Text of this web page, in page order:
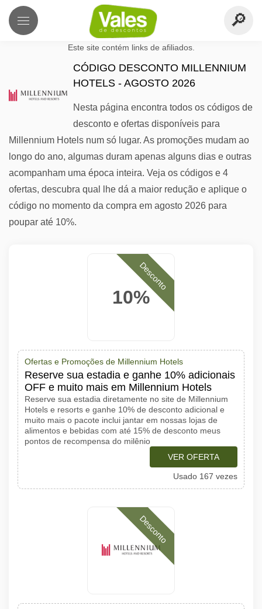
Este site contém links de afiliados.
CÓDIGO DESCONTO MILLENNIUM
HOTELS - AGOSTO 2026
Nesta página encontra todos os códigos de
desconto e ofertas disponíveis para
Millennium Hotels num só lugar. As promoções mudam ao
longo do ano, algumas duram apenas alguns dias e outras
acompanham uma época inteira. Veja os códigos e 4
ofertas, descubra qual lhe dá a maior redução e aplique o
código no momento da compra em agosto 2026 para
poupar até 10%.
10%
Desconto
Ofertas e Promoções de Millennium Hotels
Reserve sua estadia e ganhe 10% adicionais
OFF e muito mais em Millennium Hotels
Reserve sua estadia diretamente no site de Millennium
Hotels e resorts e ganhe 10% de desconto adicional e
muito mais o pacote inclui jantar em nossas lojas de
alimentos e bebidas com até 15% de desconto meus
pontos de recompensa do milênio
VER OFERTA
Usado 167 vezes
Desconto